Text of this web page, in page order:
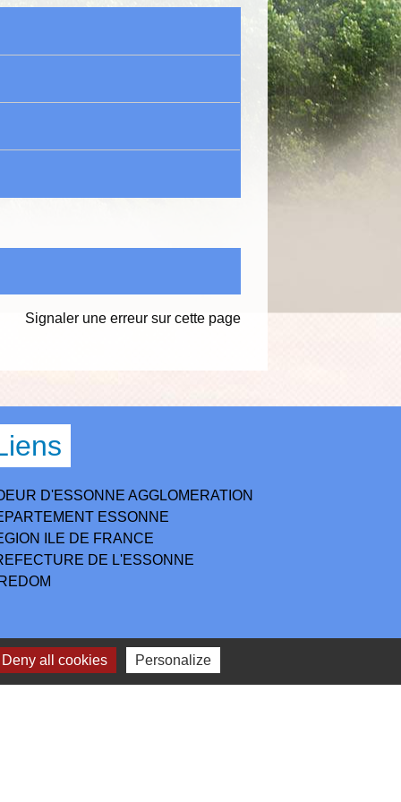
Signaler une erreur sur cette page
D'ESSONNE AGGLOMERATION
ESSONNE
ILE DE FRANCE
DE L'ESSONNE
Deny all cookies Personalize